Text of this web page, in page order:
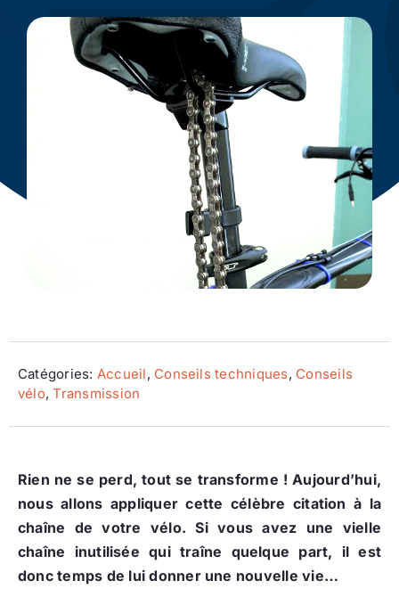
Actualité
Catégories: Accueil, Conseils techniques, Conseils
vélo,Transmission
Rien ne se perd, tout se transforme ! Aujourd’hui,
nous allons appliquer cette célèbre citation à la
chaîne de votre vélo. Si vous avez une vielle
chaîne inutilisée qui traîne quelque part, il est
donc temps de lui donner une nouvelle vie…